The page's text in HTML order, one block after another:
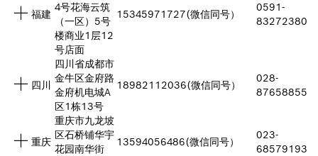
福建
4号花海云筑
（一区）5号
楼商业1层12
号店面
15345971727(微信同号）
0591-
83272380
四川
四川省成都市
金牛区金府路
金府机电城A
区1栋13号
18982112036(微信同号）
028-
87658855
重庆
重庆市九龙坡
区石桥铺华宇
花园南华街
13594056486(微信同号）
023-
68579193